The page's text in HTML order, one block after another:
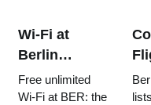
Wi-Fi at
Berlin
Brandenburg
Airport
Free unlimited
Wi-Fi at BER: the